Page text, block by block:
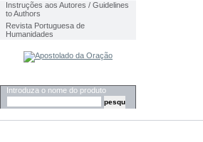
Instruções aos Autores / Guidelines
to Authors
Revista Portuguesa de
Humanidades
Introduza o nome do produto